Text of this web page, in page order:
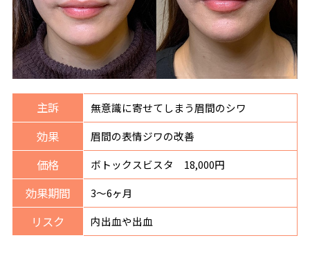
主訴 無意識に寄せてしまう眉間のシワ
効果 眉間の表情ジワの改善
価格 ボトックスビスタ 18,000円
効果期間 3〜6ヶ月
リスク 内出血や出血